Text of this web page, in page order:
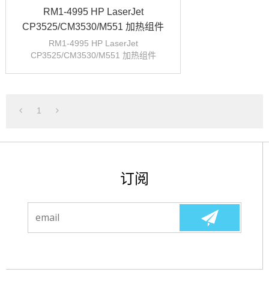
RM1-4995 HP LaserJet
CP3525/CM3530/M551 加热组件
RM1-4995 HP LaserJet
CP3525/CM3530/M551 加热组件
1
订阅